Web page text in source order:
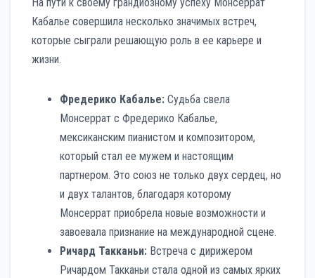
На пути к своему грандиозному успеху Монсеррат
Кабалье совершила несколько значимых встреч,
которые сыграли решающую роль в ее карьере и
жизни.
Фредерико Кабалье: Судьба свела
Монсеррат с Фредерико Кабалье,
мексиканским пианистом и композитором,
который стал ее мужем и настоящим
партнером. Это союз не только двух сердец, но
и двух талантов, благодаря которому
Монсеррат приобрела новые возможности и
завоевала признание на международной сцене.
Ричард Такканьи: Встреча с дирижером
Ричардом Такканьи стала одной из самых ярких